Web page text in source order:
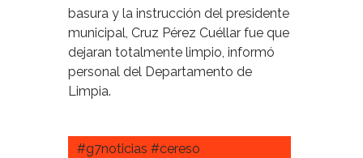
basura y la instrucción del presidente
municipal, Cruz Pérez Cuéllar fue que
dejaran totalmente limpio, informó
personal del Departamento de
Limpia.
#g7noticias #cereso